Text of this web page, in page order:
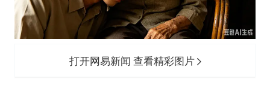
打开网易新闻 查看精彩图片